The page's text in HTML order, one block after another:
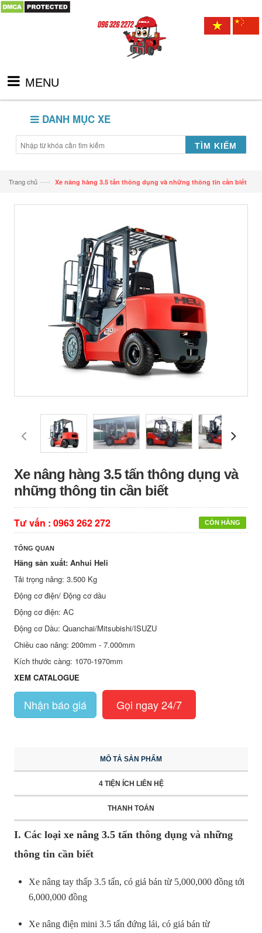
MENU
DANH MỤC XE
TÌM KIẾM
Trang chủ —› Xe nâng hàng 3.5 tấn thông dụng và những thông tin cần biết
Xe nâng hàng 3.5 tấn thông dụng và
những thông tin cần biết
CÒN HÀNG
Tư vấn : 0963 262 272
TỔNG QUAN
Hãng sản xuất: Anhui Heli
Tải trọng nâng: 3.500 Kg
Động cơ điện/ Động cơ dầu
Động cơ điện: AC
Động cơ Dầu: Quanchai/Mitsubishi/ISUZU
Chiều cao nâng: 200mm - 7.000mm
Kích thước càng: 1070-1970mm
XEM CATALOGUE
Nhận báo giá Gọi ngay 24/7
MÔ TẢ SẢN PHẨM
4 TIỆN ÍCH LIÊN HỆ
THANH TOÁN
I. Các loại xe nâng 3.5 tấn thông dụng và những
thông tin cần biết
Xe nâng tay thấp 3.5 tấn, có giá bán từ 5,000,000 đồng tới
6,000,000 đồng
Xe nâng điện mini 3.5 tấn đứng lái, có giá bán từ